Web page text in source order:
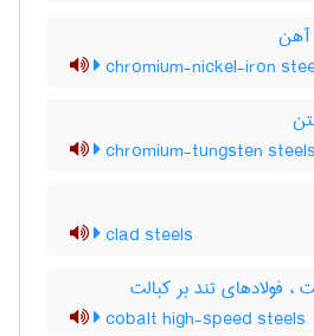
آهن
chromium-nickel-iron
chromium-tungsten steels
clad steels
، فولادهای تند بر کبالت
cobalt high-speed steels